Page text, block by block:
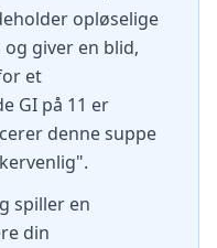
opløselige
giver en blid,
et
GI på 11 er
denne suppe
spiller en
din